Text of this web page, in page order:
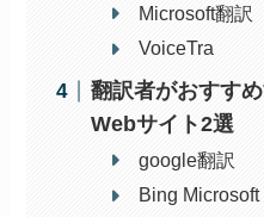
Microsoft翻訳
VoiceTra
翻訳者がおすす
Webサイト2選
google翻訳
Bing